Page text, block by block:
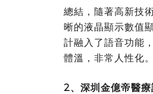
總結，隨著高新技
晰的液晶顯示數值
計融入了語音功能
體溫，非常人性化。
2、深圳金億帝醫